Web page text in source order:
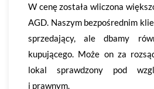
W cenę została wliczona
AGD. Naszym bezpośrednim
sprzedający, ale dbamy
kupującego. Może on za
lokal sprawdzony pod
i prawnym.